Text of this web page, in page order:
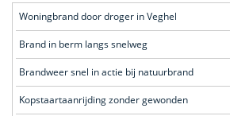
Woningbrand door droger in Veghel
Brand in berm langs snelweg
Brandweer snel in actie bij natuurbrand
Kopstaartaanrijding zonder gewonden